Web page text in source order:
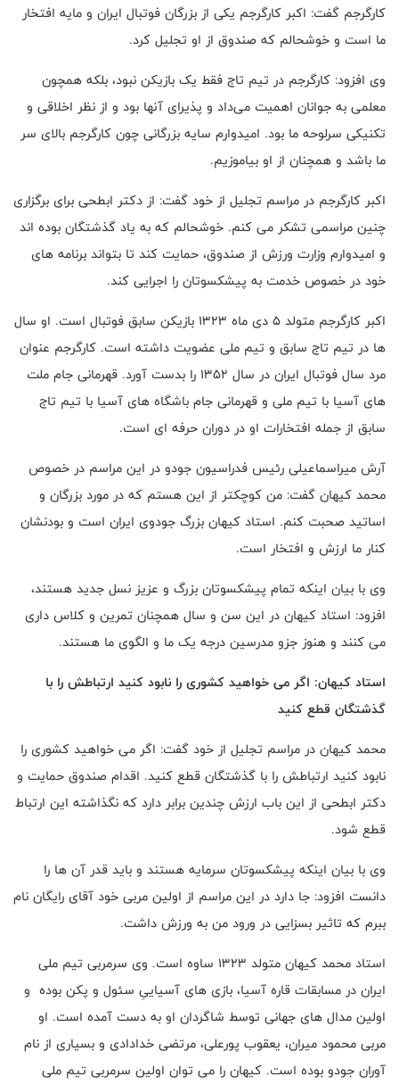
کارگرجم گفت: اکبر کارگرجم یکی از بزرگان فوتبال ایران و مایه افتخار
ما است و خوشحالم که صندوق از او تجلیل کرد.
وی افزود: کارگرجم در تیم تاج فقط یک بازیکن نبود، بلکه همچون
معلمی به جوانان اهمیت می‌داد و پذیرای آنها بود و از نظر اخلاقی و
تکنیکی سرلوحه ما بود. امیدوارم سایه بزرگانی چون کارگرجم بالای سر
ما باشد و همچنان از او بیاموزیم.
اکبر کارگرجم در مراسم تجلیل از خود گفت: از دکتر ابطحی برای برگزاری
چنین مراسمی تشکر می کنم. خوشحالم که به یاد گذشتگان بوده اند
و امیدوارم وزارت ورزش از صندوق، حمایت کند تا بتواند برنامه های
خود در خصوص خدمت به پیشکسوتان را اجرایی کند.
اکبر کارگرجم متولد ۵ دی ماه ۱۳۲۳ بازیکن سابق فوتبال است. او سال
ها در تیم تاج سابق و تیم ملی عضویت داشته است. کارگرجم عنوان
مرد سال فوتبال ایران در سال ۱۳۵۲ را بدست آورد. قهرمانی جام ملت
های آسیا با تیم ملی و قهرمانی جام باشگاه های آسیا با تیم تاج
سابق از جمله افتخارات او در دوران حرفه ای است.
آرش میراسماعیلی رئیس فدراسیون جودو در این مراسم در خصوص
محمد کیهان گفت: من کوچکتر از این هستم که در مورد بزرگان و
اساتید صحبت کنم. استاد کیهان بزرگ جودوی ایران است و بودنشان
کنار ما ارزش و افتخار است.
وی با بیان اینکه تمام پیشکسوتان بزرگ و عزیز نسل جدید هستند،
افزود: استاد کیهان در این سن و سال همچنان تمرین و کلاس داری
می کنند و هنوز جزو مدرسین درجه یک ما و الگوی ما هستند.
استاد کیهان: اگر می خواهید کشوری را نابود کنید ارتباطش را با
گذشتگان قطع کنید
محمد کیهان در مراسم تجلیل از خود گفت: اگر می خواهید کشوری را
نابود کنید ارتباطش را با گذشتگان قطع کنید. اقدام صندوق حمایت و
دکتر ابطحی از این باب ارزش چندین برابر دارد که نگذاشته این ارتباط
قطع شود.
وی با بیان اینکه پیشکسوتان سرمایه هستند و باید قدر آن ها را
دانست افزود: جا دارد در این مراسم از اولین مربی خود آقای رایگان نام
ببرم که تاثیر بسزایی در ورود من به ورزش داشت.
استاد محمد کیهان متولد ۱۳۲۳ ساوه است. وی سرمربی تیم ملی
ایران در مسابقات قاره آسیا، بازی های آسیاییِ سئول و پکن بوده و
اولین مدال های جهانی توسط شاگردان او به دست آمده است. او
مربی محمود میران، یعقوب پورعلی، مرتضی خدادادی و بسیاری از نام
آوران جودو بوده است. کیهان را می توان اولین سرمربی تیم ملی